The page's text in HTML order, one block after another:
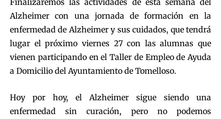
Alzheimer con una jornada de formación en la
enfermedad de Alzheimer y sus cuidados, que tendrá
lugar el próximo viernes 27 con las alumnas que
vienen participando en el Taller de Empleo de Ayuda
a Domicilio del Ayuntamiento de Tomelloso.
Hoy por hoy, el Alzheimer sigue siendo una
enfermedad sin curación, pero no podemos